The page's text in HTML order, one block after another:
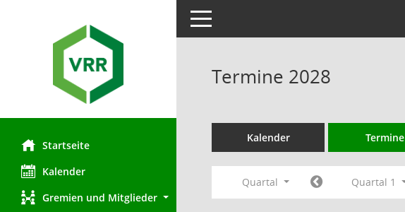
Startseite
Kalender
Gremien und Mitglieder
Toggle navigation
Termine 2028
Kalender Termine
Quartal Quartal 1